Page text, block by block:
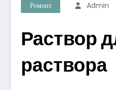
Ремонт Admin
Раствор
раствора